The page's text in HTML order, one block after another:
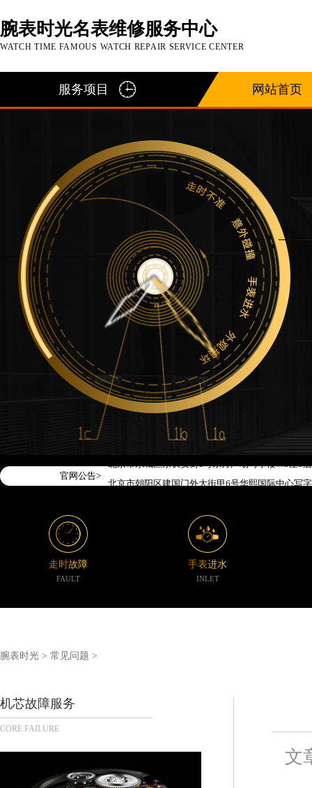
腕表时光名表维修服务中心
WATCH TIME FAMOUS WATCH REPAIR SERVICE CENTER
服务项目 网站首页
官网公告>
2026年7月腕表时光中国区售后服务网络优化升级
2026年7月腕表时光全国官方售后客户服务热线：
腕表时光官方全国统一服务热线400-188-5020，
2026年7月腕表时光售后服务中心最新网点地址：
北京市东城区东长安街1号东方广场写字楼W3座6
上海市徐汇区虹桥路3号港汇中心写字楼2座37层
上海市黄浦区南京东路299号宏伊国际广场写字楼
南京市秦淮区中山南路1号（新街口）南京中心写
常州市新北区龙锦路1590号现代传媒中心写字楼5
绍兴市越城区胜利东路379号世茂天际中心写字楼
嘉兴市南湖区广益路705号嘉兴世界贸易中心写字
南昌市红谷滩新区红谷中大道998号绿地双子塔（
走时故障
FAULT
手表进水
INLET
腕表时光 > 常见问题 >
机芯故障服务
CORE FAILURE
文